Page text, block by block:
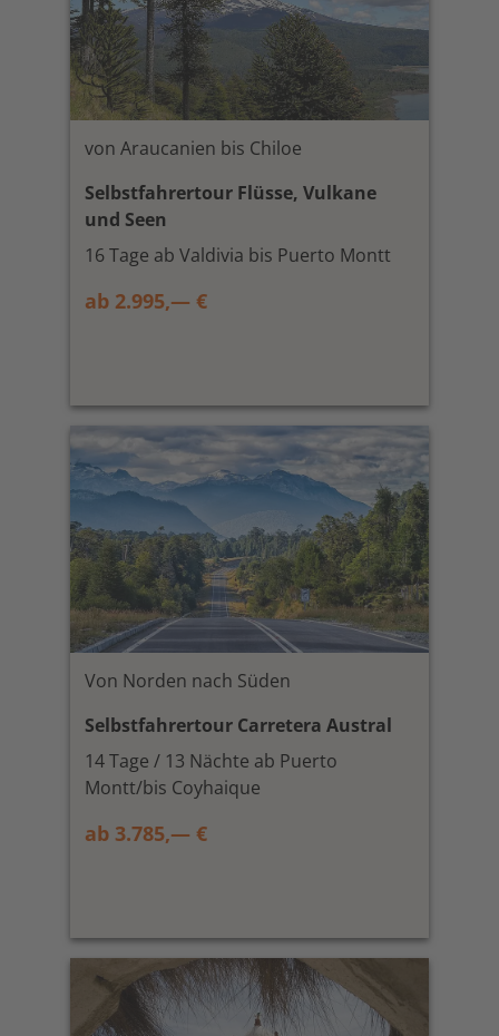
von Araucanien bis Chiloe
Selbstfahrertour Flüsse, Vulkane
und Seen
16 Tage ab Valdivia bis Puerto Montt
ab 2.995,— €
Von Norden nach Süden
Selbstfahrertour Carretera Austral
14 Tage / 13 Nächte ab Puerto
Montt/bis Coyhaique
ab 3.785,— €